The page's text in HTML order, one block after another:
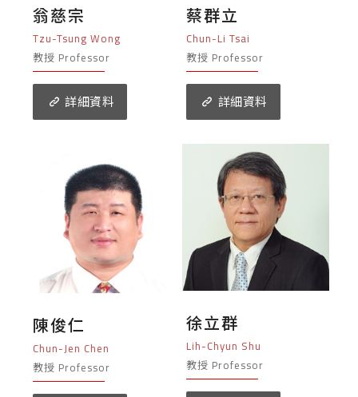
翁慈宗
Tzu-Tsung Wong
教授 Professor
詳細資料
蔡群立
Chun-Li Tsai
教授 Professor
詳細資料
陳俊仁
Chun-Jen Chen
教授 Professor
徐立群
Lih-Chyun Shu
教授 Professor